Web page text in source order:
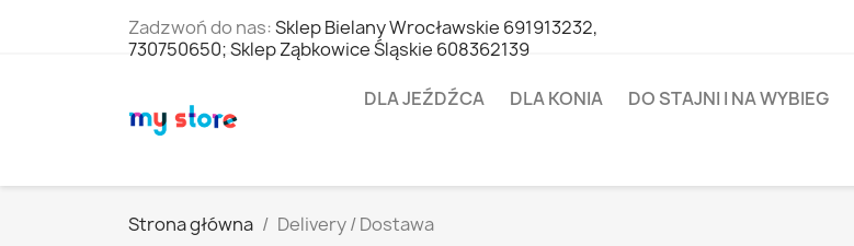
Zadzwoń do nas:Sklep Bielany Wrocławskie 691913232,
730750650; Sklep Ząbkowice Śląskie 608362139
DLA JEŹDŹCA DLA KONIA DO STAJNI I NA WYBIEG
Strona główna Delivery / Dostawa